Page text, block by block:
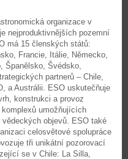
organizace v
nejproduktivnějších pozemní
má 15 členských států:
Francie, Itálie, Německo,
Španělsko, Švédsko,
partnerů – Chile,
a Austrálii. ESO uskutečňuje
konstrukci a provoz
umožňujících
objevů. ESO také
celosvětové spolupráce
tři unikátní pozorovací
se v Chile: La Silla,